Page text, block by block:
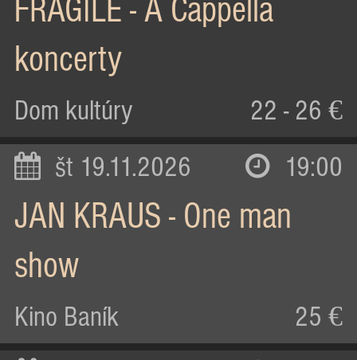
FRAGILE - A Cappella
koncerty
Dom kultúry 22 - 26 €
št 19.11.2026 19:00
JAN KRAUS - One man
show
Kino Baník 25 €